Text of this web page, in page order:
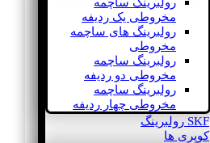
مخروطی یک ردیفه
رولبرینگ های ساچمه
مخروطی
رولبرینگ ساچمه
مخروطی دو ردیفه
رولبرینگ ساچمه
مخروطی چهار ردیفه
SKF رولبرینگ
کوپری ها